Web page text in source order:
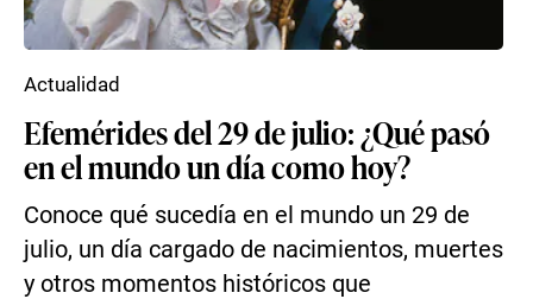
Efemérides del 29 de julio: ¿Qué pasó
en el mundo un día como hoy?
Conoce qué sucedía en el mundo un 29 de
julio, un día cargado de nacimientos, muertes
y otros momentos históricos que
Actualidad